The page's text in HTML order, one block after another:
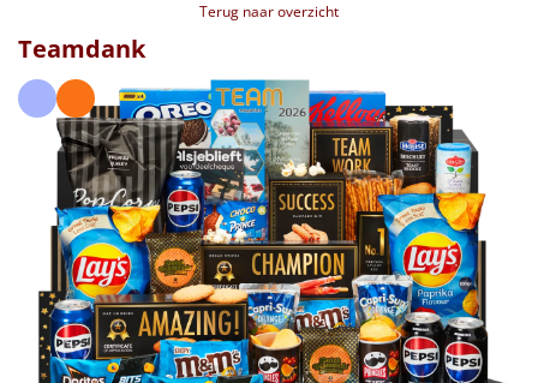
€40 tot €45
€45 tot €50
€50 tot €55
€55 tot €75
€75 tot €100
€100 en hoger
Terug naar overzicht
Teamdank